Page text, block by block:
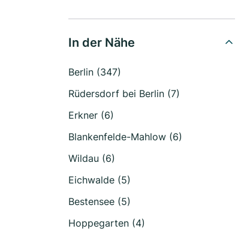
In der Nähe
Berlin (347)
Rüdersdorf bei Berlin (7)
Erkner (6)
Blankenfelde-Mahlow (6)
Wildau (6)
Eichwalde (5)
Bestensee (5)
Hoppegarten (4)